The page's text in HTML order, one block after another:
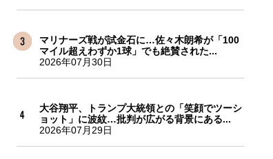
マリナーズ戦が試金石に…佐々木朗希が「100
マイル超えわずか1球」でも絶賛された...
2026年07月30日
大谷翔平、トランプ大統領との「笑顔でツーシ
ョット」に波紋…批判が広がる背景にある...
2026年07月29日